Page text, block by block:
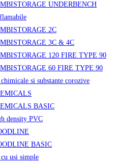
UNDERBENCH
2C
3C & 4C
120 FIRE TYPE 90
60 FIRE TYPE 90
si substante corozive
BASIC
density PVC
BASIC
usi simple